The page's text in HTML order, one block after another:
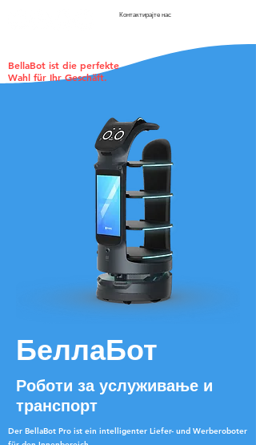
Контактирајте нас
BellaBot ist die perfekte
Wahl für Ihr Geschäft.
БеллаБот
Роботи за услуживање и
транспорт
Der BellaBot Pro ist ein intelligenter Liefer- und Werberoboter